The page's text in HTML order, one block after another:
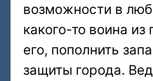
возможности в
какого-то воина
его, пополнить
защиты города.